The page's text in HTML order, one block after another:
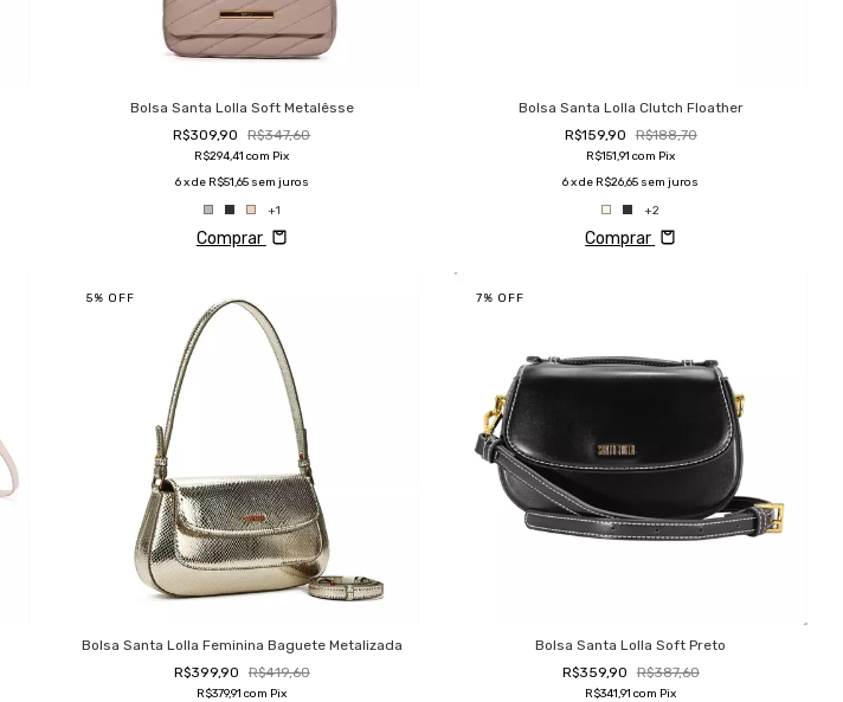
Bolsa Santa Lolla Soft Metalêsse
R$309,90
R$347,60
R$294,41com Pix
6x de R$51,65 sem juros
+1
Comprar
Bolsa Santa Lolla Clutch Floather
R$159,90
R$188,70
R$151,91com Pix
6x de R$26,65 sem juros
+2
Comprar
5% OFF
Bolsa Santa Lolla Feminina Baguete Metalizada
R$399,90
R$419,60
R$379,91com Pix
7% OFF
Bolsa Santa Lolla Soft Preto
R$359,90
R$387,60
R$341,91com Pix